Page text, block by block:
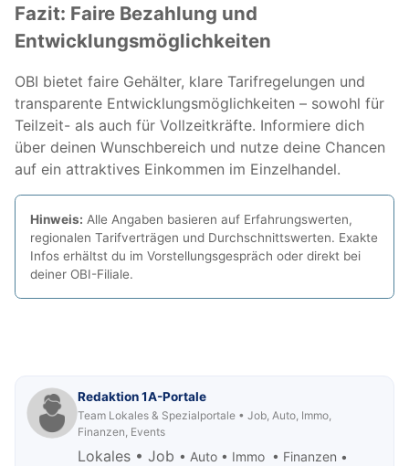
Fazit: Faire Bezahlung und
Entwicklungsmöglichkeiten
OBI bietet faire Gehälter, klare Tarifregelungen und
transparente Entwicklungsmöglichkeiten – sowohl für
Teilzeit- als auch für Vollzeitkräfte. Informiere dich
über deinen Wunschbereich und nutze deine Chancen
auf ein attraktives Einkommen im Einzelhandel.
Hinweis: Alle Angaben basieren auf Erfahrungswerten,
regionalen Tarifverträgen und Durchschnittswerten. Exakte
Infos erhältst du im Vorstellungsgespräch oder direkt bei
deiner OBI-Filiale.
Redaktion 1A-Portale
Team Lokales & Spezialportale • Job, Auto, Immo,
Finanzen, Events
Lokales • Job • Auto • Immo • Finanzen •